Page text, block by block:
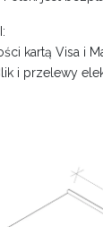
kartą Visa i
i przelewy